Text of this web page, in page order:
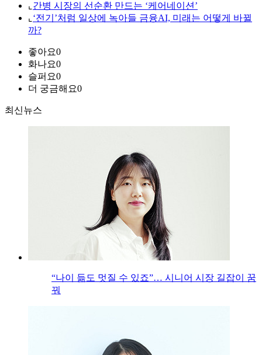
⌞ 간병 시장의 선순환 만드는 ‘케어네이션’
⌞ ‘전기’처럼 일상에 녹아들 금융AI, 미래는 어떻게 바뀔
까?
좋아요0
화나요0
슬퍼요0
더 궁금해요0
최신뉴스
“나이 듦도 멋질 수 있죠”… 시니어 시장 길잡이 꿈
꿔